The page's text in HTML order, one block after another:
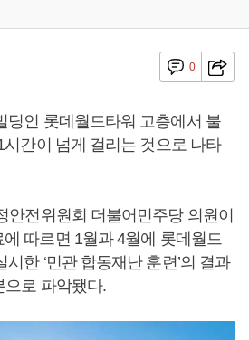
0
딩인 롯데월드타워 고층에서 불
간이 넘게 걸리는 것으로 나타
안전위원회 더불어민주당 의원이
따르면 1월과 4월에 롯데월드
한 ‘민관 합동재난 훈련’의 결과
으로 파악됐다.